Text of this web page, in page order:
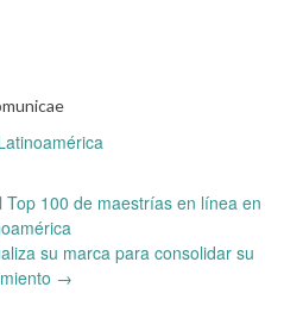
100 de maestrías en línea en
su marca para consolidar su
→